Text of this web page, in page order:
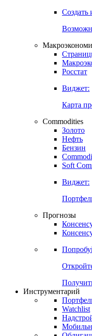
Создать
Росстат
Виджет:
Карта
Commodities
Золото
Нефть
Бензин
Soft
Виджет:
Прогнозы
Инструментарий
Watchlist